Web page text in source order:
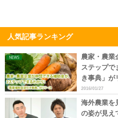
人気記事ランキング
農家・農業
ステップで
き事典」が
2016/01/27
海外農業を
の姿が見え